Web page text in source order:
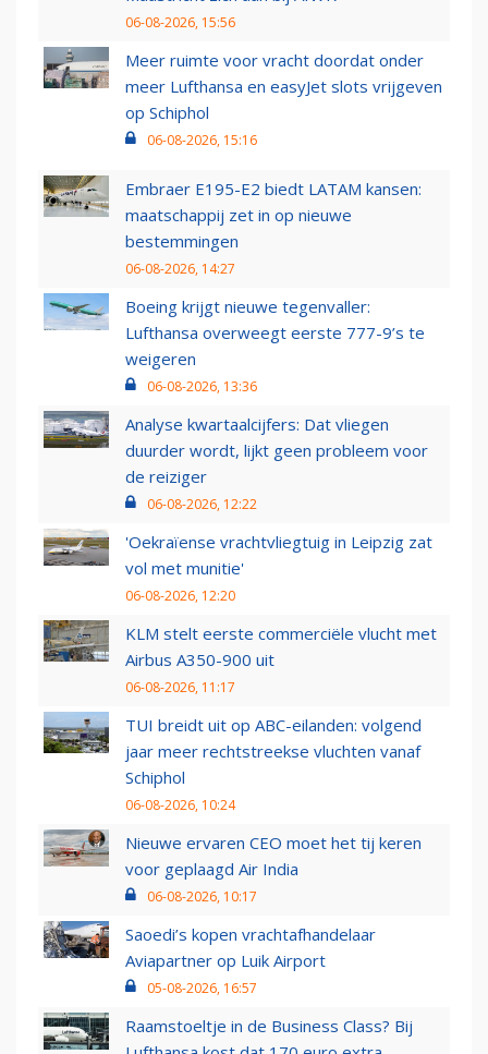
06-08-2026, 15:56
Meer ruimte voor vracht doordat onder
meer Lufthansa en easyJet slots vrijgeven
op Schiphol
06-08-2026, 15:16
Embraer E195-E2 biedt LATAM kansen:
maatschappij zet in op nieuwe
bestemmingen
06-08-2026, 14:27
Boeing krijgt nieuwe tegenvaller:
Lufthansa overweegt eerste 777-9’s te
weigeren
06-08-2026, 13:36
Analyse kwartaalcijfers: Dat vliegen
duurder wordt, lijkt geen probleem voor
de reiziger
06-08-2026, 12:22
'Oekraïense vrachtvliegtuig in Leipzig zat
vol met munitie'
06-08-2026, 12:20
KLM stelt eerste commerciële vlucht met
Airbus A350-900 uit
06-08-2026, 11:17
TUI breidt uit op ABC-eilanden: volgend
jaar meer rechtstreekse vluchten vanaf
Schiphol
06-08-2026, 10:24
Nieuwe ervaren CEO moet het tij keren
voor geplaagd Air India
06-08-2026, 10:17
Saoedi’s kopen vrachtafhandelaar
Aviapartner op Luik Airport
05-08-2026, 16:57
Raamstoeltje in de Business Class? Bij